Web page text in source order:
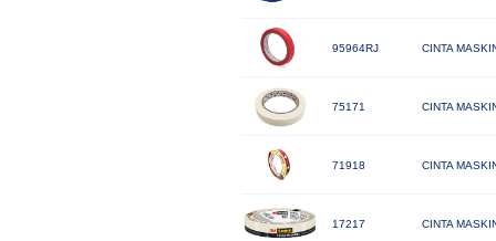
95964RJ CINTA
75171 CINTA
71918 CINTA
17217 CINTA